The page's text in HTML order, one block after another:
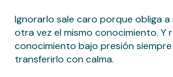
Ignorarlo sale caro porque obliga
otra vez el mismo conocimiento. Y
conocimiento bajo presión
transferirlo con calma.